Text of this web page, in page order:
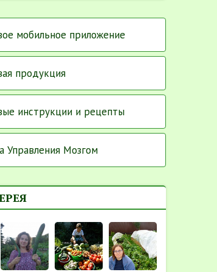
мобильное приложение
продукция
инструкции и рецепты
Управления Мозгом